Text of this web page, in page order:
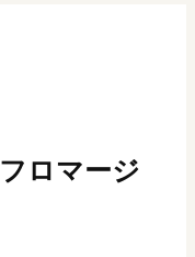
ロマージ